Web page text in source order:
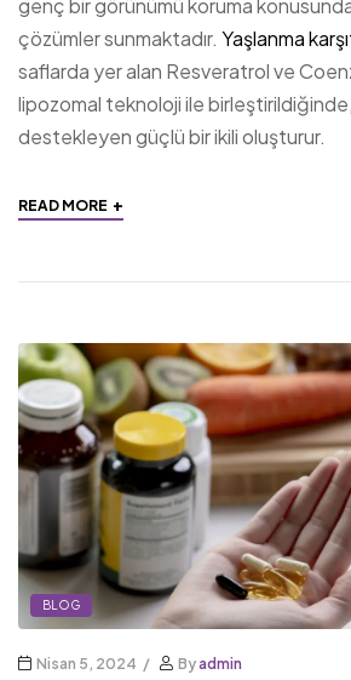
genç bir görünümü koruma konusunda
çözümler sunmaktadır. Yaşlanma
saflarda yer alan Resveratrol ve
lipozomal teknoloji ile
destekleyen güçlü bir ikili oluşturur.
READ MORE +
BLOG
Nisan 5, 2024 Byadmin